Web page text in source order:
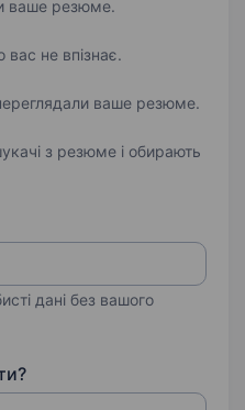
ваше резюме.
вас не впізнає.
ваше резюме.
з резюме і обирають
дані без вашого